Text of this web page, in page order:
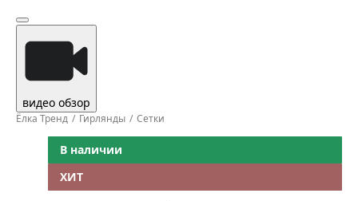
видео обзор
Ёлка Тренд Гирлянды Сетки
В наличии
ХИТ